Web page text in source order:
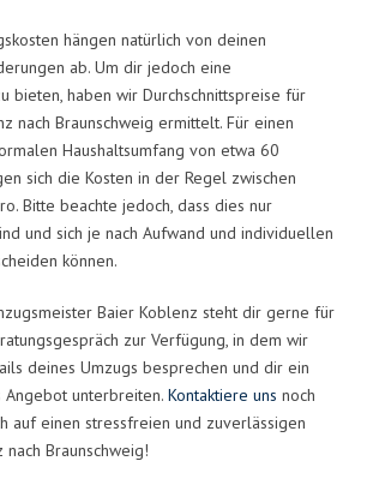
hängen natürlich von deinen
ab. Um dir jedoch eine
bieten, haben wir Durchschnittspreise für
nach Braunschweig ermittelt. Für einen
Haushaltsumfang von etwa 60
sich die Kosten in der Regel zwischen
Bitte beachte jedoch, dass dies nur
und sich je nach Aufwand und individuellen
können.
Baier Koblenz steht dir gerne für
zur Verfügung, in dem wir
deines Umzugs besprechen und dir ein
unterbreiten. Kontaktiere uns noch
auf einen stressfreien und zuverlässigen
Braunschweig!